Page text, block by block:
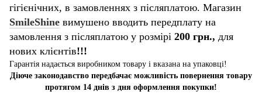
гігієнічних, в замовленнях з післяплатою. Магазин
SmileShine вимушено вводить передплату на
замовлення з післяплатою у розмірі 200 грн., для
нових клієнтів!!!
Гарантія надається виробником товару і вказана на упаковці!
Діюче законодавство передбачає можливість повернення товару
протягом 14 днів з дня оформлення покупки!